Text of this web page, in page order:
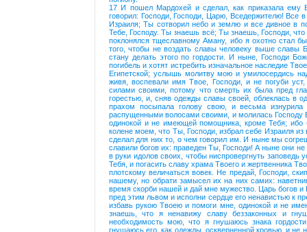
17 И пошел Мардохей и сделал, как приказала ему
говорил: Господи, Господи, Царю, Вседержителю! Все
Израиля; Ты сотворил небо и землю и все дивное в
Тебе, Господу. Ты знаешь всё; Ты знаешь, Господи,
поклонялся тщеславному Аману, ибо я охотно стал
того, чтобы не воздать славы человеку выше славы
стану делать этого по гордости. И ныне, Господи
погибель и хотят истребить изначальное наследие
Египетской; услышь молитву мою и умилосердись
живя, воспевали имя Твое, Господи, и не погуби
силами своими, потому что смерть их была пред
горестью, и, сняв одежды славы своей, облеклась в
прахом посыпала голову свою, и весьма
распущенными волосами своими, и молилась Господу
одинокой и не имеющей помощника, кроме Тебя;
колене моем, что Ты, Господи, избрал себе Израиля
сделал для них то, о чем говорил им. И ныне мы
славили богов их: праведен Ты, Господи! А ныне они
в руки идолов своих, чтобы ниспровергнуть заповедь
Тебя, и погасить славу храма Твоего и жертвенника
плотскому величаться вовек. Не предай, Господи,
нашему, но обрати замысел их на них самих:
время скорби нашей и дай мне мужество. Царь богов и
пред этим львом и исполни сердце его ненавистью к
избавь рукою Твоею и помоги мне, одинокой и не
знаешь, что я ненавижу славу беззаконных и
необходимость мою, что я гнушаюсь знака
гнушаюсь его, как одежды, оскверненной кровью, и